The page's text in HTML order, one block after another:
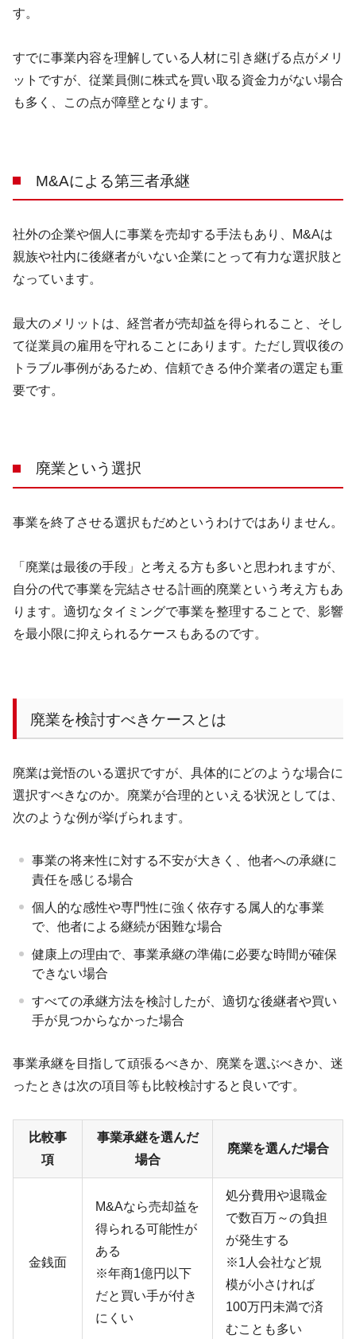
す。
すでに事業内容を理解している人材に引き継げる点がメリ
ットですが、従業員側に株式を買い取る資金力がない場合
も多く、この点が障壁となります。
M&Aによる第三者承継
社外の企業や個人に事業を売却する手法もあり、 M&Aは
親族や社内に後継者がいない企業にとって有力な選択肢と
なっています。
最大のメリットは、経営者が売却益を得られること、そし
て従業員の雇用を守れることにあります。ただし買収後の
トラブル事例があるため、信頼できる仲介業者の選定も重
要です。
廃業という選択
事業を終了させる選択もだめというわけではありません。
「廃業は最後の手段」と考える方も多いと思われますが、
自分の代で事業を完結させる計画的廃業という考え方もあ
ります。適切なタイミングで事業を整理することで、影響
を最小限に抑えられるケースもあるのです。
廃業を検討すべきケースとは
廃業は覚悟のいる選択ですが、具体的にどのような場合に
選択すべきなのか。廃業が合理的といえる状況としては、
次のような例が挙げられます。
事業の将来性に対する不安が大きく、他者への承継に
責任を感じる場合
個人的な感性や専門性に強く依存する属人的な事業
で、他者による継続が困難な場合
健康上の理由で、事業承継の準備に必要な時間が確保
できない場合
すべての承継方法を検討したが、適切な後継者や買い
手が見つからなかった場合
事業承継を目指して頑張るべきか、廃業を選ぶべきか、迷
ったときは次の項目等も比較検討すると良いです。
比較事
項
事業承継を選んだ
場合
廃業を選んだ場合
金銭面
M&Aなら売却益を
得られる可能性が
ある
※年商1億円以下
だと買い手が付き
にくい
処分費用や退職金
で数百万～の負担
が発生する
※1 人会社など規
模が小さければ
100万円未満で済
むことも多い